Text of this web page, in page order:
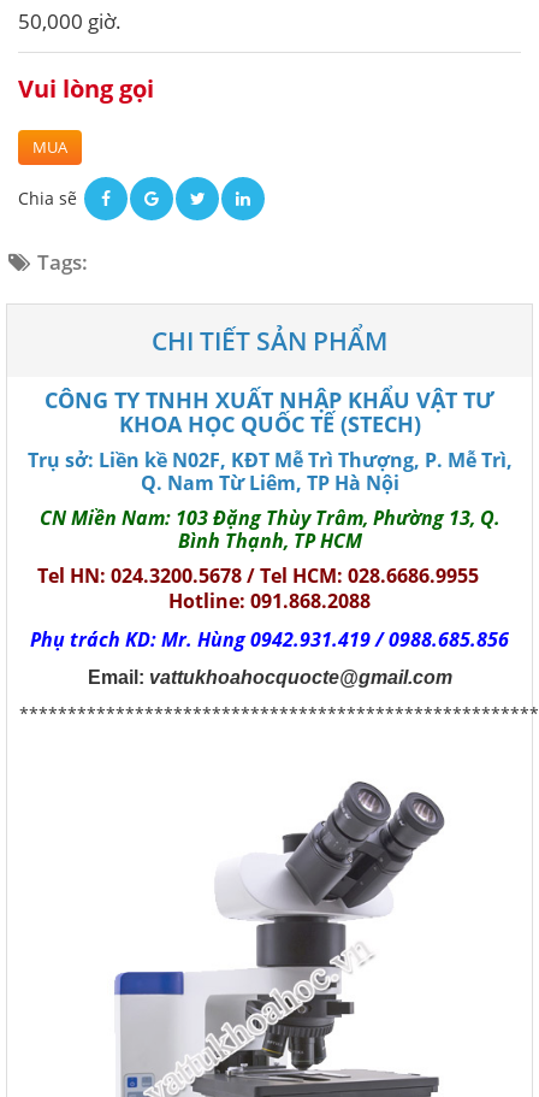
50,000 giờ.
Vui lòng gọi
MUA
Chia sẽ
Tags:
CHI TIẾT SẢN PHẨM
CÔNG TY TNHH XUẤT NHẬP KHẨU VẬT TƯ
KHOA HỌC QUỐC TẾ (STECH)
Trụ sở: Liền kề N02F, KĐT Mễ Trì Thượng, P. Mễ Trì,
Q. Nam Từ Liêm, TP Hà Nội
CN Miền Nam: 103 Đặng Thùy Trâm, Phường 13, Q.
Bình Thạnh, TP HCM
Tel HN: 024.3200.5678 / Tel HCM: 028.6686.9955
Hotline: 091.868.2088
Phụ trách KD: Mr. Hùng 0942.931.419 / 0988.685.856
Email: vattukhoahocquocte@gmail.com